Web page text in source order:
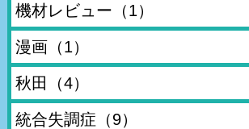
機材レビュー （1）
漫画（1）
秋田 （4）
統合失調症 （9）